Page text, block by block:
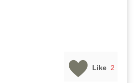
Like 2